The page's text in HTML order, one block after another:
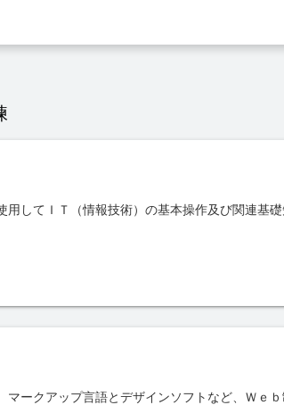
してＩＴ（情報技術）の基本操作及び関連基
ークアップ言語とデザインソフトなど、Ｗｅ